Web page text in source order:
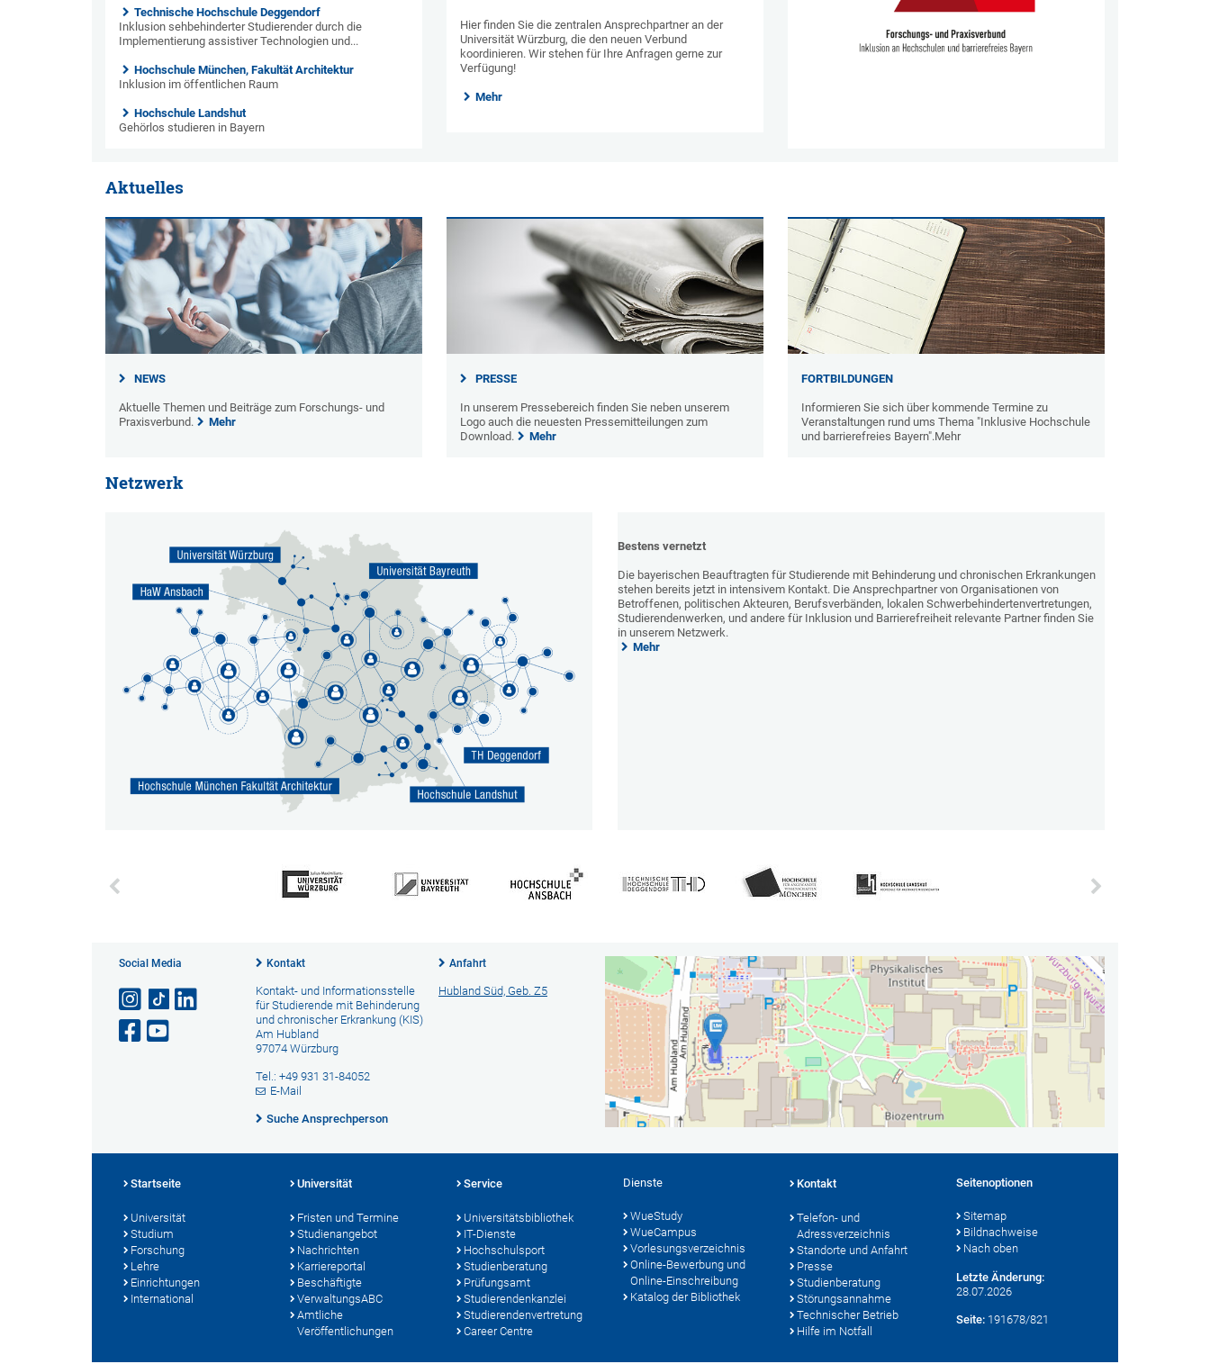
Technische Hochschule Deggendorf
Inklusion sehbehinderter Studierender durch die
Implementierung assistiver Technologien und...
Hochschule München, Fakultät Architektur
Inklusion im öffentlichen Raum
Hochschule Landshut
Gehörlos studieren in Bayern
Hier finden Sie die zentralen Ansprechpartner an der
Universität Würzburg, die den neuen Verbund
koordinieren. Wir stehen für Ihre Anfragen gerne zur
Verfügung!
Mehr
Aktuelles
NEWS
Aktuelle Themen und Beiträge zum Forschungs- und
Praxisverbund.
Mehr
PRESSE
In unserem Pressebereich finden Sie neben unserem
Logo auch die neuesten Pressemitteilungen zum
Download.
Mehr
FORTBILDUNGEN
Informieren Sie sich über kommende Termine zu
Veranstaltungen rund ums Thema "Inklusive Hochschule
und barrierefreies Bayern".Mehr
Netzwerk
Bestens vernetzt
Die bayerischen Beauftragten für Studierende mit Behinderung und chronischen Erkrankungen
stehen bereits jetzt in intensivem Kontakt. Die Ansprechpartner von Organisationen von
Betroffenen, politischen Akteuren, Berufsverbänden, lokalen Schwerbehindertenvertretungen,
Studierendenwerken, und andere für Inklusion und Barrierefreiheit relevante Partner finden Sie
in unserem Netzwerk.
Mehr
Social Media Kontakt
Kontakt- und Informationsstelle
für Studierende mit Behinderung
und chronischer Erkrankung (KIS)
Am Hubland
97074 Würzburg
Tel.: +49 931 31-84052
E-Mail
Suche Ansprechperson
Anfahrt
Hubland Süd, Geb. Z5
Startseite
Universität
Studium
Forschung
Lehre
Einrichtungen
International
Universität
Fristen und Termine
Studienangebot
Nachrichten
Karriereportal
Beschäftigte
VerwaltungsABC
Amtliche
Veröffentlichungen
Service
Universitätsbibliothek
IT-Dienste
Hochschulsport
Studienberatung
Prüfungsamt
Studierendenkanzlei
Studierendenvertretung
Career Centre
Dienste
WueStudy
WueCampus
Vorlesungsverzeichnis
Online-Bewerbung und
Online-Einschreibung
Katalog der Bibliothek
Kontakt
Telefon- und
Adressverzeichnis
Standorte und Anfahrt
Presse
Studienberatung
Störungsannahme
Technischer Betrieb
Hilfe im Notfall
Seitenoptionen
Sitemap
Bildnachweise
Nach oben
Letzte Änderung:
28.07.2026
Seite: 191678/821